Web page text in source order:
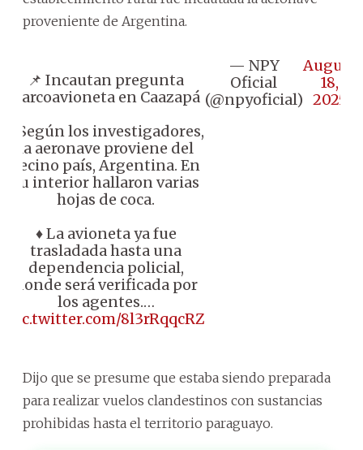
proveniente de Argentina.
📌 Incautan pregunta
narcoavioneta en Caazapá
♦️ Según los investigadores,
la aeronave proviene del
vecino país, Argentina. En
su interior hallaron varias
hojas de coca.
♦️ La avioneta ya fue
trasladada hasta una
dependencia policial,
donde será verificada por
los agentes.…
pic.twitter.com/8l3rRqqcRZ
— NPY
Oficial
(@npyoficial)
August
18,
2025
Dijo que se presume que estaba siendo preparada
para realizar vuelos clandestinos con sustancias
prohibidas hasta el territorio paraguayo.